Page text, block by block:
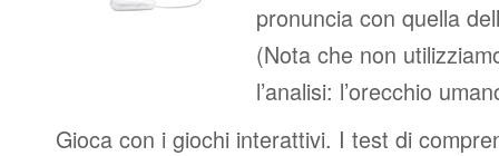
pronuncia con quella
(Nota che non
l’analisi: l’orecchio
Gioca con i giochi interattivi. I test di